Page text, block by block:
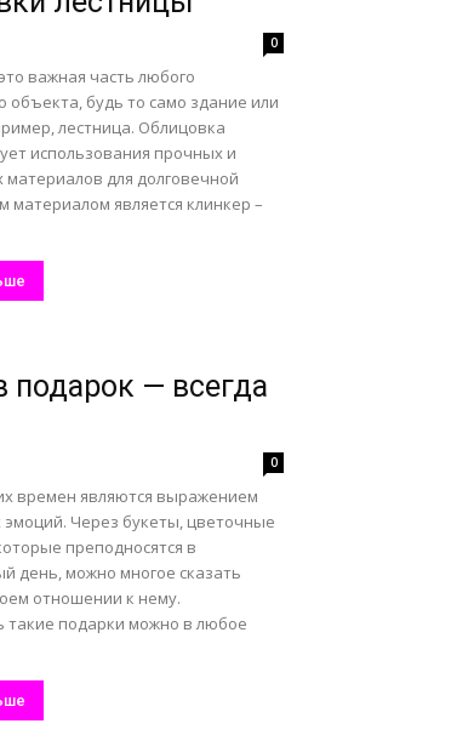
0
важная часть любого
объекта, будь то само здание или
лестница. Облицовка
использования прочных и
материалов для долговечной
материалом является клинкер –
подарок — всегда
0
времен являются выражением
эмоций. Через букеты, цветочные
преподносятся в
день, можно многое сказать
отношении к нему.
такие подарки можно в любое